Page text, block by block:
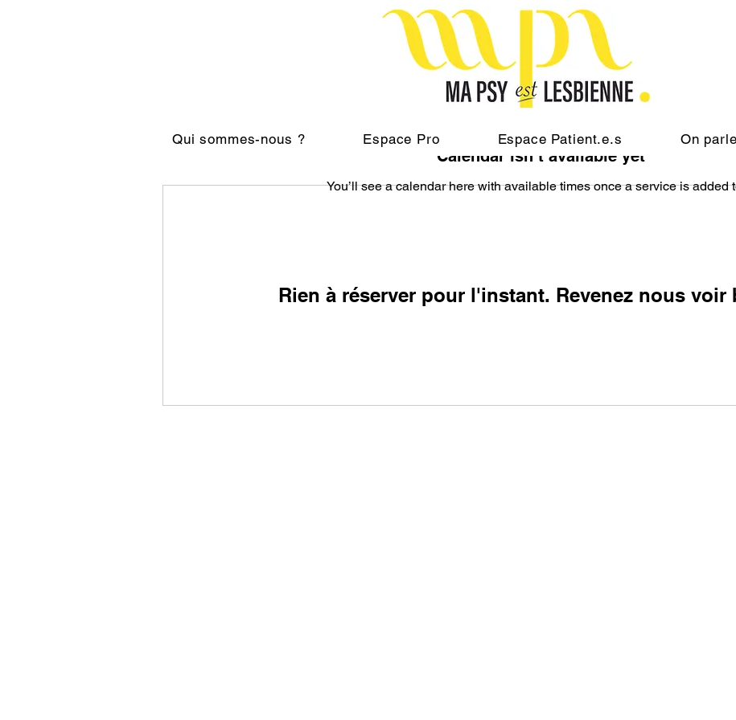
Qui sommes-nous ? Espace Pro Espace Patient.e.s On
Rien à réserver pour l'instant. Revenez nous voir
Calendar isn’t available yet
You’ll see a calendar here with available times once a service is added